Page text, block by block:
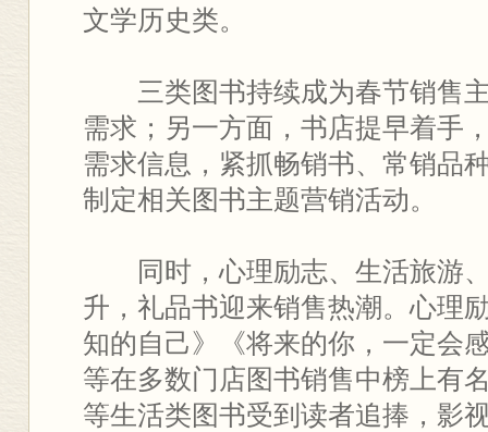
文学历史类。
三类图书持续成为春节销售主
需求；另一方面，书店提早着手
需求信息，紧抓畅销书、常销品
制定相关图书主题营销活动。
同时，心理励志、生活旅游、
升，礼品书迎来销售热潮。心理
知的自己》《将来的你，一定会
等在多数门店图书销售中榜上有
等生活类图书受到读者追捧，影